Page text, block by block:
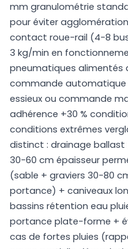
mm granulométrie
pour éviter
contact roue-rail (4-8
3 kg/min en
pneumatiques alimentés
commande automatique
essieux ou commande
adhérence +30 %
conditions extrêmes
distinct : drainage ballast
30-60 cm épaisseur
(sable + graviers 30-80
portance) + caniveaux
bassins rétention eau
portance plate-forme +
cas de fortes pluies